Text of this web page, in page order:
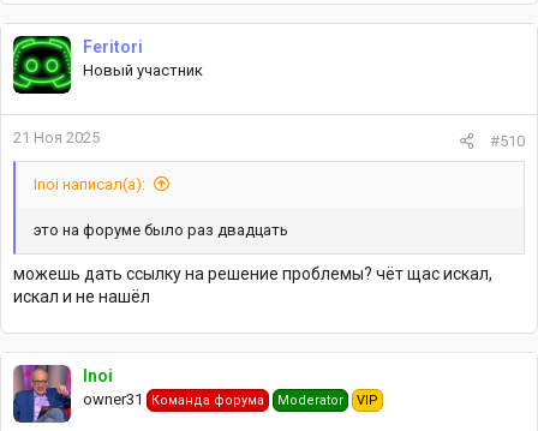
System.ApplicationException: Void
Event_OnPlayerExitVehicleAttempt(GTANetworkAPI.Player,
GTANetworkAPI.Vehicle) doesn't match event signature
("PlayerExitVehicleAttempt"). Check return value and arguments
types.
at GTANetworkInternals.EventHandler.CollectDelegates[T](Event
at GTANetworkInternals.EventHandler.Reload()
at GTANetworkInternals.EventHandler.Register(Resources res)
at GTANetworkInternals.GameServer.StartResource(String
resourceName, String parent)
Feritori
Новый участник
21 Ноя 2025 #510
Inoi написал(а):
это на форуме было раз двадцать
можешь дать ссылку на решение проблемы? чёт щас искал,
искал и не нашёл
Inoi
owner31 Команда форума Moderator VIP